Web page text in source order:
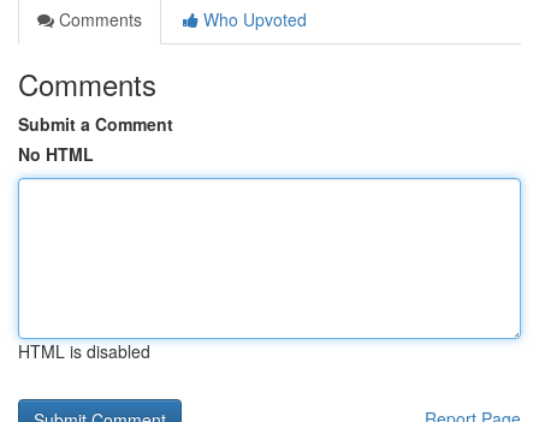
Comments
Who Upvoted
Comments
Submit a Comment
No HTML
HTML is disabled